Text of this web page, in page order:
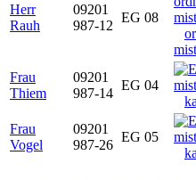
Herr
Rauh
09201
987-12
EG 08
Frau
Thiem
09201
987-14
EG 04
Frau
Vogel
09201
987-26
EG 05